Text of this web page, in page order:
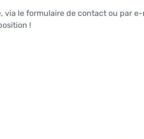
via le formulaire de contact ou par e-
!